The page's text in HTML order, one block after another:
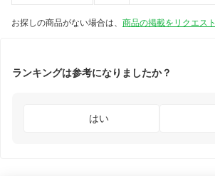
100-2AJF
お探しの商品がない場合は、 商品の掲載をリクエスト
ランキングは参考になりましたか？
はい